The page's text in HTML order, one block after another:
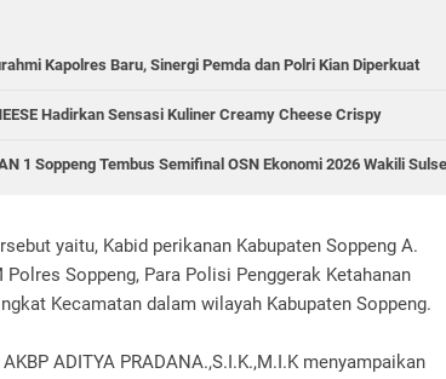
Kapolres Baru, Sinergi Pemda dan Polri Kian Diperkuat
Hadirkan Sensasi Kuliner Creamy Cheese Crispy
1 Soppeng Tembus Semifinal OSN Ekonomi 2026 Wakili Sulsel
yaitu, Kabid perikanan Kabupaten Soppeng A.
Soppeng, Para Polisi Penggerak Ketahanan
Kecamatan dalam wilayah Kabupaten Soppeng.
ADITYA PRADANA.,S.I.K.,M.I.K menyampaikan